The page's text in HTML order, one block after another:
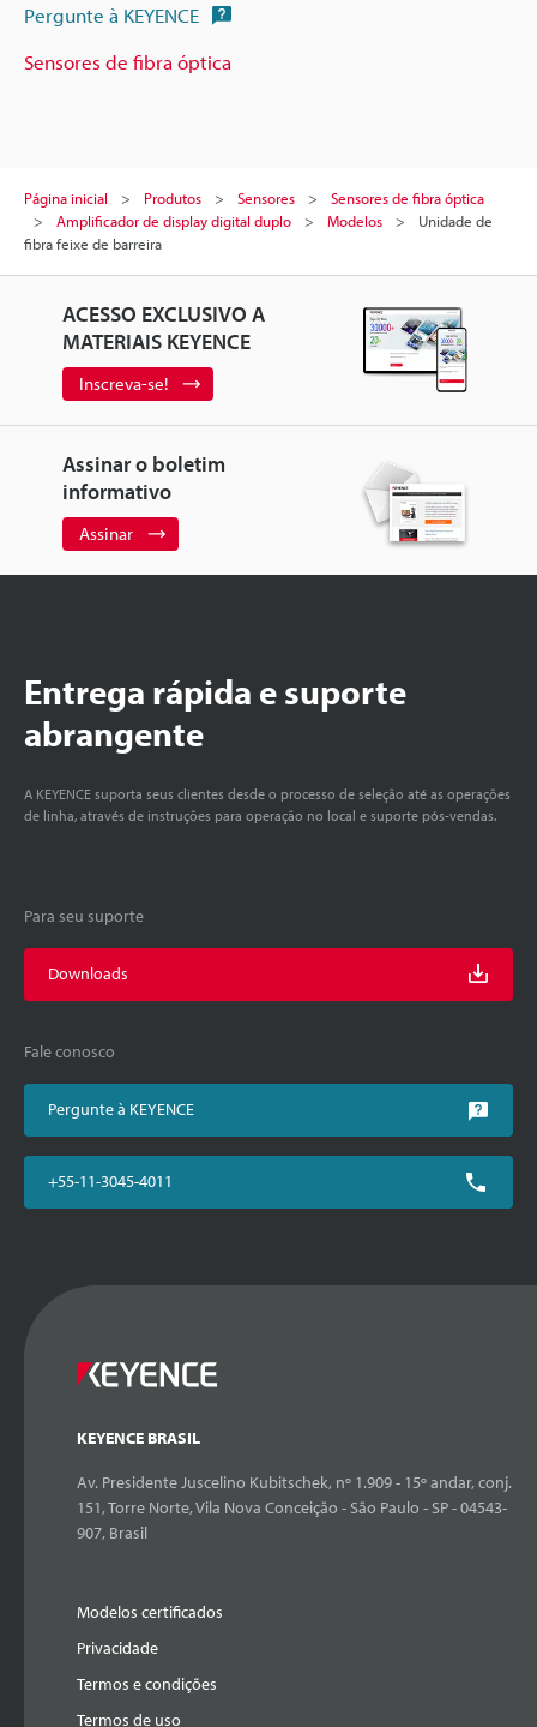
Pergunte à KEYENCE
Sensores de fibra óptica
Página inicial Produtos Sensores
Sensores de fibra óptica
Amplificador de display digital duplo
Modelos
Unidade de
fibra feixe de barreira
ACESSO EXCLUSIVO A
MATERIAIS KEYENCE
Inscreva-se!
Assinar o boletim
informativo
Assinar
Entrega rápida e suporte
abrangente
A KEYENCE suporta seus clientes desde o processo de seleção até as operações
de linha, através de instruções para operação no local e suporte pós-vendas.
Para seu suporte
Downloads
Fale conosco
Pergunte à KEYENCE
+55-11-3045-4011
KEYENCE BRASIL
Av. Presidente Juscelino Kubitschek, nº 1.909 - 15º andar, conj.
151, Torre Norte, Vila Nova Conceição - São Paulo - SP - 04543-
907, Brasil
Modelos certificados
Privacidade
Termos e condições
Termos de uso